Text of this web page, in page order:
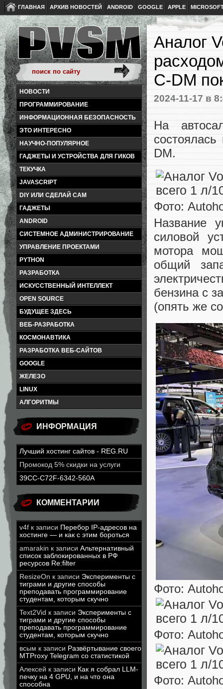
ГЛАВНАЯ АРХИВ НОВОСТЕЙ ANDROID GOOGLE APPLE
НОВОСТИ
ПРОГРАММИРОВАНИЕ
ИНФОРМАЦИОННАЯ БЕЗОПАСНОСТЬ
ЭТО ИНТЕРЕСНО
НАУЧНО-ПОПУЛЯРНОЕ
ГАДЖЕТЫ И УСТРОЙСТВА ДЛЯ ГИКОВ
ТЕКУЧКА
JAVASCRIPT
DIY ИЛИ СДЕЛАЙ САМ
ГАДЖЕТЫ
ANDROID
СИСТЕМНОЕ АДМИНИСТРИРОВАНИЕ
УПРАВЛЕНИЕ ПРОЕКТАМИ
PYTHON
РАЗРАБОТКА
ИСКУССТВЕННЫЙ ИНТЕЛЛЕКТ
OPEN SOURCE
БУДУЩЕЕ ЗДЕСЬ
ВЕБ-РАЗРАБОТКА
КОСМОНАВТИКА
РАЗРАБОТКА ВЕБ-САЙТОВ
GOOGLE
ЖЕЛЕЗО
LINUX
АЛГОРИТМЫ
ИНФОРМАЦИЯ
Лучший хостинг сайтов - REG.RU
Промокод 5% скидки на услуги
39CC-C72F-6342-560A
КОММЕНТАРИИ
v4f к записи Перебор IP-адресов на
хостинге — и как с этим бороться
amarakin к записи Альтернативный
список заблокированных в РФ
ресурсов Re:filter
ResizeOn к записи Эксперименты с
тиграми и другие способы
преподавать программирование
студентам, которым скучно
Text2Vid к записи Эксперименты с
тиграми и другие способы
преподавать программирование
студентам, которым скучно
всым к записи Развёртывание своего
MTProxy Telegram со статистикой
Алексей к записи Как я собрал LLM-
печку на 4 GPU, и на что она
способна
Аналог
C-DM
2024-11-17 в
На
DM.
Фото:
Название
силовой
мотора
общий
бензина с
(опять же
Фото:
Фото:
Фото: